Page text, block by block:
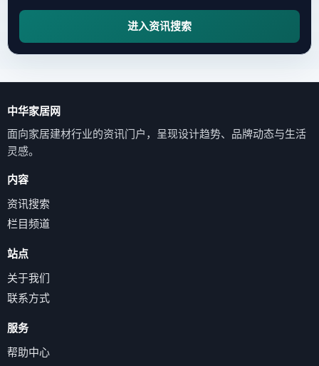
进入资讯搜索
中华家居网
面向家居建材行业的资讯门户，呈现设计趋势、品牌动态与生活
灵感。
内容
资讯搜索
栏目频道
站点
关于我们
联系方式
服务
帮助中心